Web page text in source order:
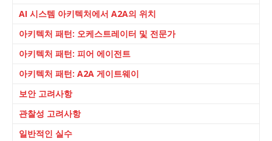
AI 시스템 아키텍처에서 A2A의 위치
아키텍처 패턴: 오케스트레이터 및 전문가
아키텍처 패턴: 피어 에이전트
아키텍처 패턴: A2A 게이트웨이
보안 고려사항
관찰성 고려사항
일반적인 실수